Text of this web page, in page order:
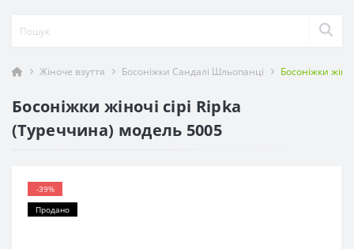
Жіноче взуття Босоніжки Сандалі Шльопанці Босоніжки
Босоніжки жіночі сірі Ripka
(Туреччина) модель 5005
-39%
Продано